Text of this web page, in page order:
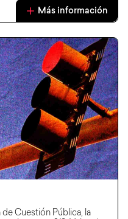
Más información
Cuestión Pública, la